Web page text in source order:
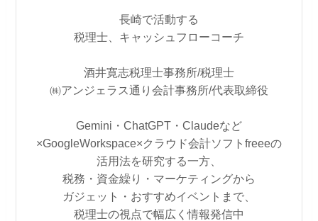
長崎で活動する
税理士、キャッシュフローコーチ
酒井寛志税理士事務所/税理士
㈱アンジェラス通り会計事務所/代表取締役
Gemini・ChatGPT・Claudeなど
×GoogleWorkspace×クラウド会計ソフトfreeeの
活用法を研究する一方、
税務・資金繰り・マーケティングから
ガジェット・おすすめイベントまで、
税理士の視点で幅広く情報発信中